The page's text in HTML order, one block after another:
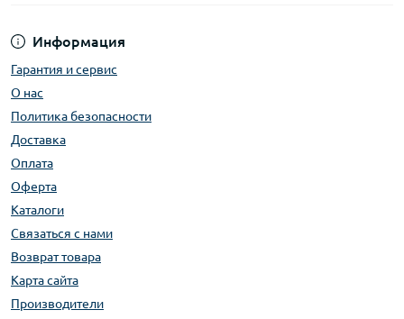
Информация
Гарантия и сервис
О нас
Политика безопасности
Доставка
Оплата
Оферта
Каталоги
Связаться с нами
Возврат товара
Карта сайта
Производители